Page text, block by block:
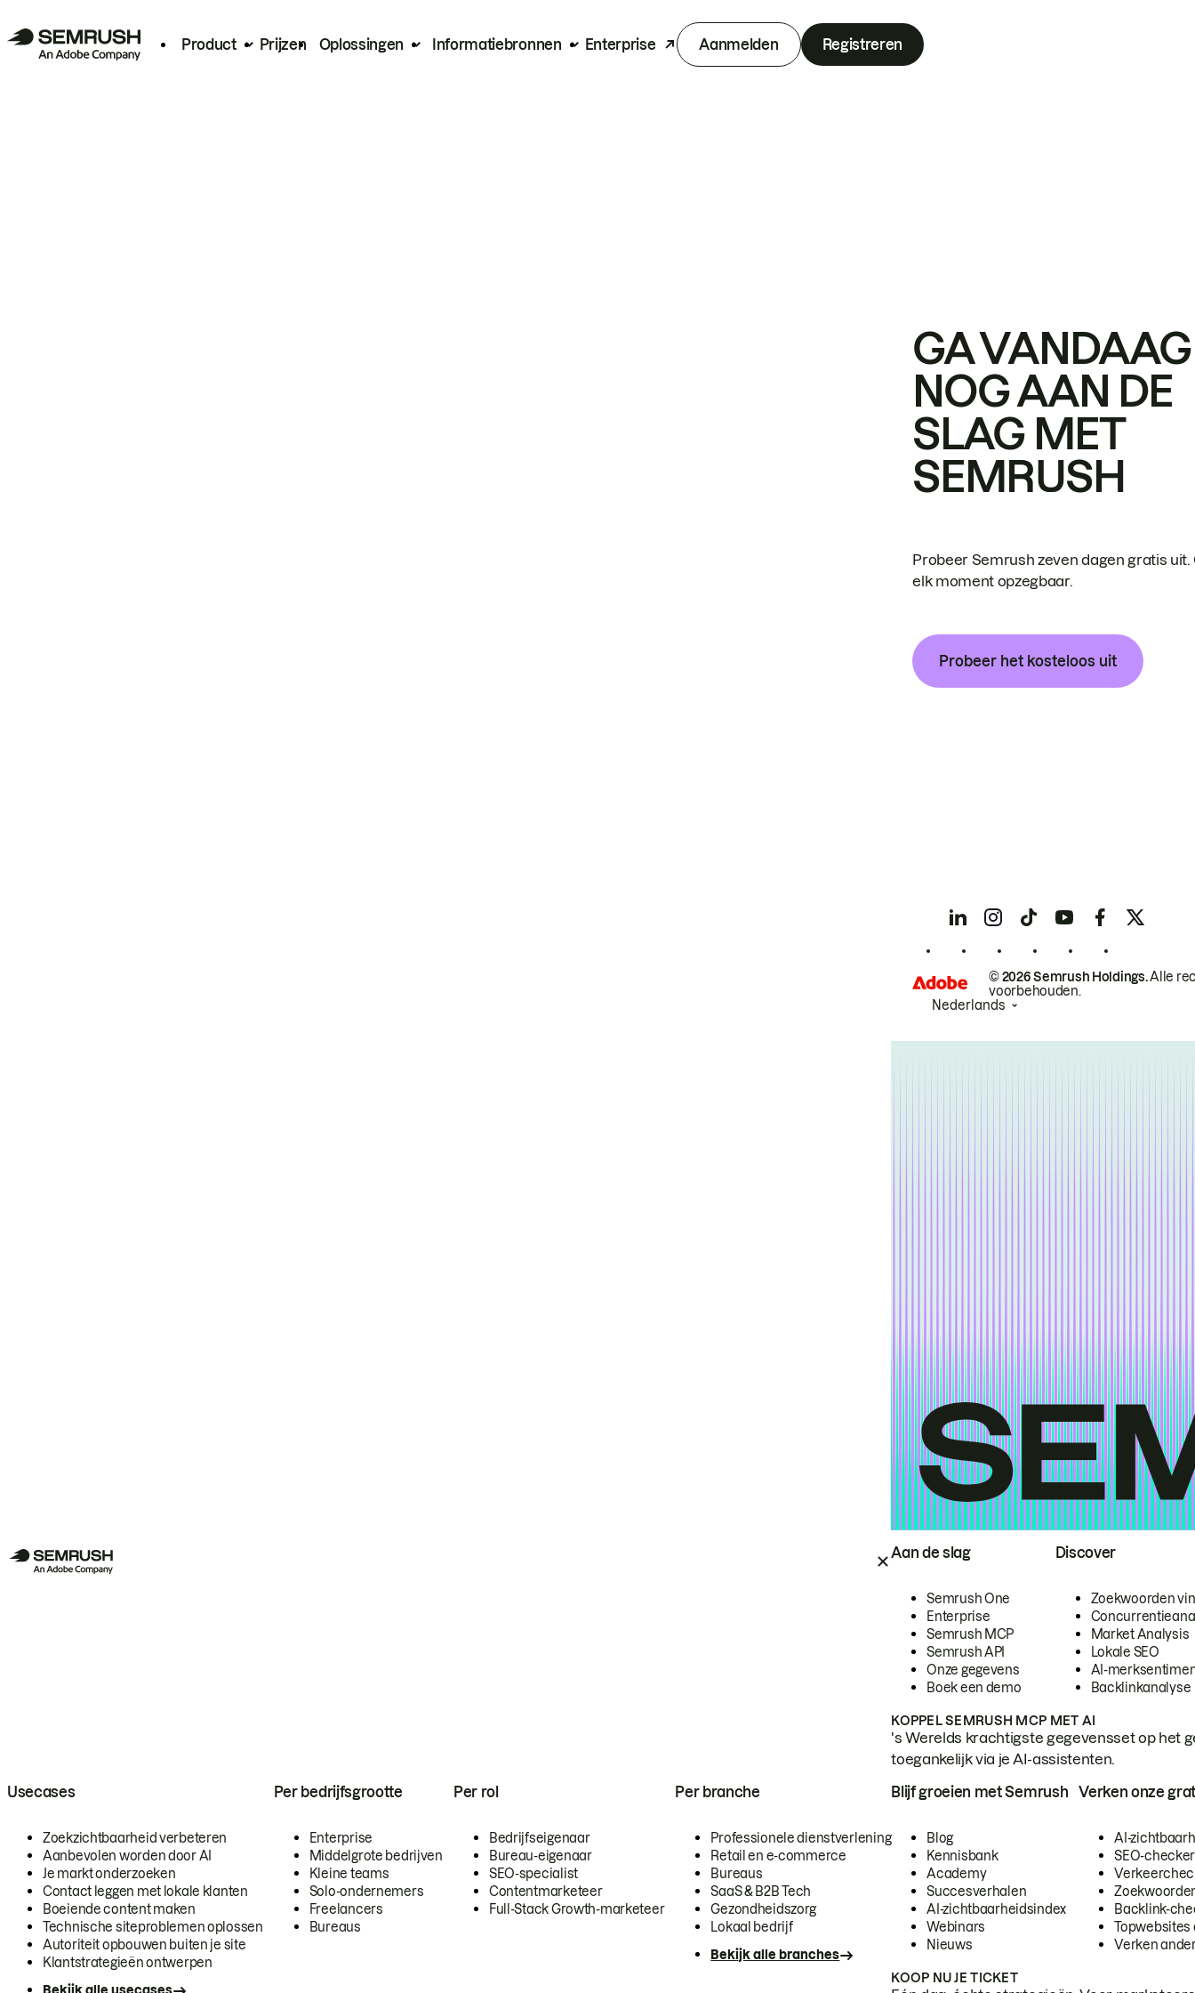
Product Prijzen Oplossingen Informatiebronnen Enterprise Aanmelden Registreren
Aan de slag
Semrush One
Enterprise
Semrush MCP
Semrush API
Onze gegevens
Boek een demo
Discover
Zoekwoorden
Market Analysis
Lokale SEO
AI-
Backlinkanalyse
KOPPEL SEMRUSH MCP MET AI
's Werelds krachtigste gegevensset op het
toegankelijk via je AI-assistenten.
Usecases
Zoekzichtbaarheid verbeteren
Aanbevolen worden door AI
Je markt onderzoeken
Contact leggen met lokale klanten
Boeiende content maken
Technische siteproblemen oplossen
Autoriteit opbouwen buiten je site
Klantstrategieën ontwerpen
Per bedrijfsgrootte
Enterprise
Middelgrote bedrijven
Kleine teams
Solo-ondernemers
Freelancers
Bureaus
Per rol
Bedrijfseigenaar
Bureau-eigenaar
SEO-specialist
Contentmarketeer
Full-Stack Growth-marketeer
Per branche
Professionele dienstverlening
Retail en e-commerce
Bureaus
SaaS & B2B Tech
Gezondheidszorg
Lokaal bedrijf
Bekijk alle branches
Blijf groeien met Semrush
Blog
Kennisbank
Academy
Succesverhalen
AI-zichtbaarheidsindex
Webinars
Nieuws
Verken onze
AI-
SEO-checker
Backlink-
Topwebsites
Verken
KOOP NU JE TICKET
GA VANDAAG
NOG AAN DE
SLAG MET
SEMRUSH
Probeer Semrush zeven dagen gratis uit.
elk moment opzegbaar.
Probeer het kosteloos uit
© 2026 Semrush Holdings.Alle
voorbehouden.
Nederlands